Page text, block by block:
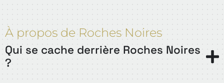
À propos de Roches Noires
Qui se cache derrière Roches Noires
?